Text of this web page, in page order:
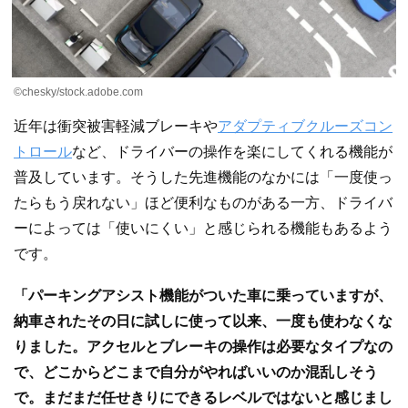
©chesky/stock.adobe.com
近年は衝突被害軽減ブレーキやアダプティブクルーズコン
トロールなど、ドライバーの操作を楽にしてくれる機能が
普及しています。そうした先進機能のなかには「一度使っ
たらもう戻れない」ほど便利なものがある一方、ドライバ
ーによっては「使いにくい」と感じられる機能もあるよう
です。
「パーキングアシスト機能がついた車に乗っていますが、
納車されたその日に試しに使って以来、一度も使わなくな
りました。アクセルとブレーキの操作は必要なタイプなの
で、どこからどこまで自分がやればいいのか混乱しそう
で。まだまだ任せきりにできるレベルではないと感じまし